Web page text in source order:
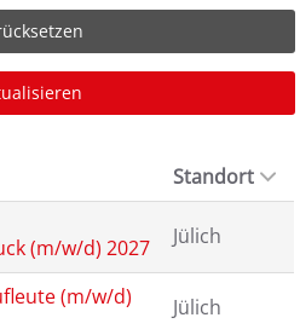
Standort
(m/w/d) 2027
Jülich
(m/w/d)
Jülich